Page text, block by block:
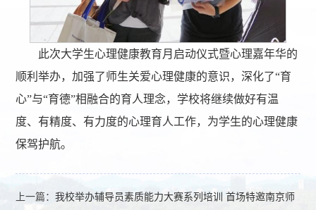
此次大学生心理健康教育月启动仪式暨心理嘉年华的
顺利举办，加强了师生关爱心理健康的意识，深化了“育
心”与“育德”相融合的育人理念，学校将继续做好有温
度、有精度、有力度的心理育人工作，为学生的心理健康
保驾护航。
上一篇：我校举办辅导员素质能力大赛系列培训 首场特邀南京师